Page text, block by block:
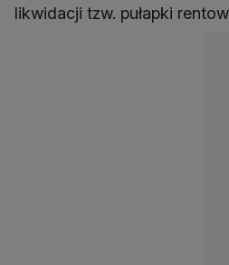
likwidacji tzw. pułapki